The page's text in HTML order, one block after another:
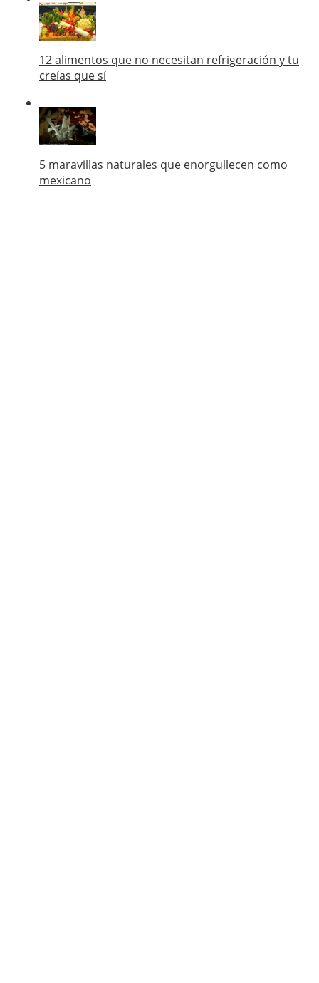
12 alimentos que no necesitan refrigeración y tu
creías que sí
5 maravillas naturales que enorgullecen como
mexicano